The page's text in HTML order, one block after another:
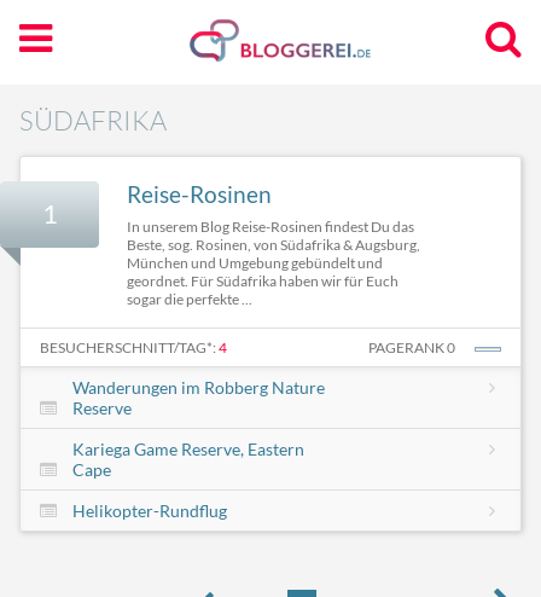
SÜDAFRIKA
1
Reise-Rosinen
In unserem Blog Reise-Rosinen findest Du das
Beste, sog. Rosinen, von Südafrika & Augsburg,
München und Umgebung gebündelt und
geordnet. Für Südafrika haben wir für Euch
sogar die perfekte ...
BESUCHERSCHNITT/TAG*: 4 PAGERANK 0
Wanderungen im Robberg Nature
Reserve
Kariega Game Reserve, Eastern
Cape
Helikopter-Rundflug